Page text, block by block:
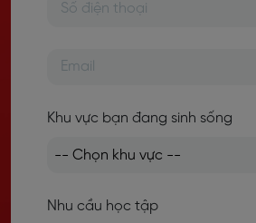
Khu vực bạn đang sinh sống
Nhu cầu học tập